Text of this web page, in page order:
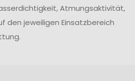
Atmungsaktivität,
den jeweiligen Einsatzbereich